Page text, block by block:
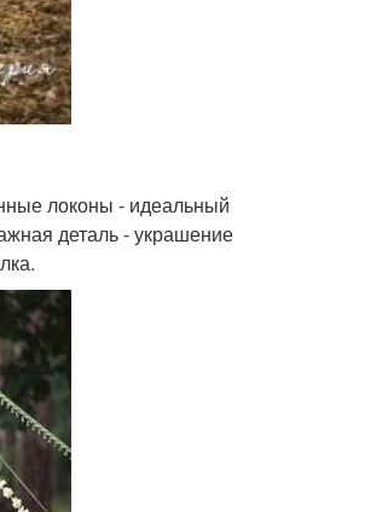
локоны - идеальный
деталь - украшение